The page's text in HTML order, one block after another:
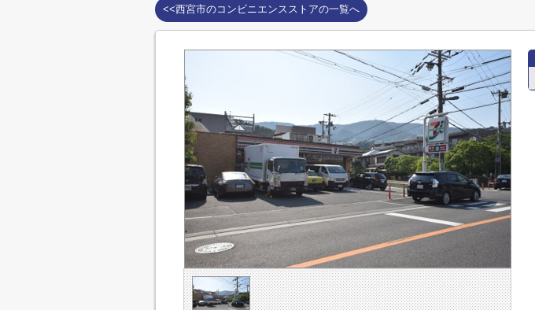
<<西宮市のコンビニエンスストアの一覧へ